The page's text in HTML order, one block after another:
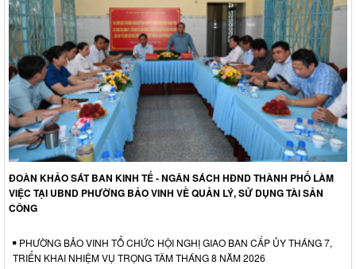
ĐOÀN KHẢO SÁT BAN KINH TẾ - NGÂN SÁCH HĐND THÀNH PHỐ LÀM
VIỆC TẠI UBND PHƯỜNG BẢO VINH VỀ QUẢN LÝ, SỬ DỤNG TÀI SẢN
CÔNG
PHƯỜNG BẢO VINH TỔ CHỨC HỘI NGHỊ GIAO BAN CẤP ỦY THÁNG 7,
TRIỂN KHAI NHIỆM VỤ TRỌNG TÂM THÁNG 8 NĂM 2026